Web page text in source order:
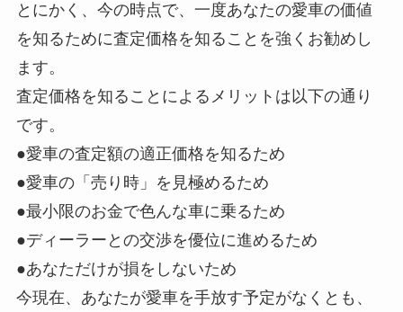
とにかく、今の時点で、一度あなたの愛車の価値
を知るために査定価格を知ることを強くお勧めし
ます。
査定価格を知ることによるメリットは以下の通り
です。
●愛車の査定額の適正価格を知るため
●愛車の「売り時」を見極めるため
●最小限のお金で色んな車に乗るため
●ディーラーとの交渉を優位に進めるため
●あなただけが損をしないため
今現在、あなたが愛車を手放す予定がなくとも、